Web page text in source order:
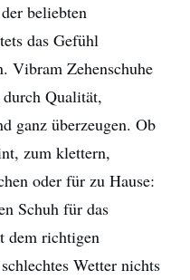
beliebten
das Gefühl
Vibram Zehenschuhe
Qualität,
ganz überzeugen. Ob
zum klettern,
oder für zu Hause:
Schuh für das
dem richtigen
Wetter nichts